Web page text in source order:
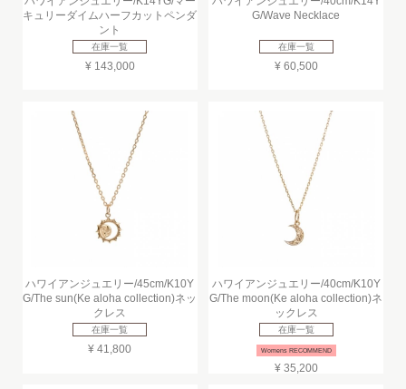
キュリーダイムハーフカットペンダ
ント
在庫一覧
¥ 143,000
G/Wave Necklace
在庫一覧
¥ 60,500
ハワイアンジュエリー/45cm/K10Y
G/The sun(Ke aloha collection)ネッ
クレス
在庫一覧
¥ 41,800
ハワイアンジュエリー/40cm/K10Y
G/The moon(Ke aloha collection)ネ
ックレス
在庫一覧
Womens RECOMMEND
¥ 35,200